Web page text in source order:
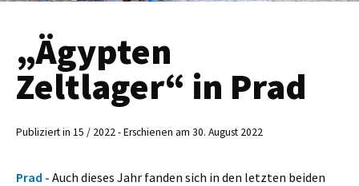
„Ägypten
Zeltlager“ in Prad
Publiziert in 15 / 2022 - Erschienen am 30. August 2022
Prad - Auch dieses Jahr fanden sich in den letzten beiden